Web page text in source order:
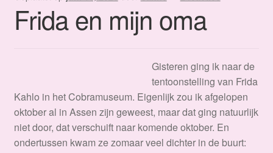
Maatwerk
Contact
Frida en mijn oma
Gisteren ging ik naar de
tentoonstelling van Frida
Kahlo in het Cobramuseum. Eigenlijk zou ik afgelopen
oktober al in Assen zijn geweest, maar dat ging natuurlijk
niet door, dat verschuift naar komende oktober. En
ondertussen kwam ze zomaar veel dichter in de buurt: